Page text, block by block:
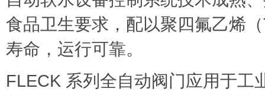
食品卫生要求，配以聚四氟乙烯
寿命，运行可靠。
FLECK 系列全自动阀门应用于工